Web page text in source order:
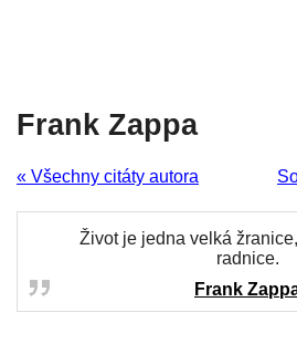
Frank Zappa
« Všechny citáty autora
Život je jedna velká
radnice.
Frank